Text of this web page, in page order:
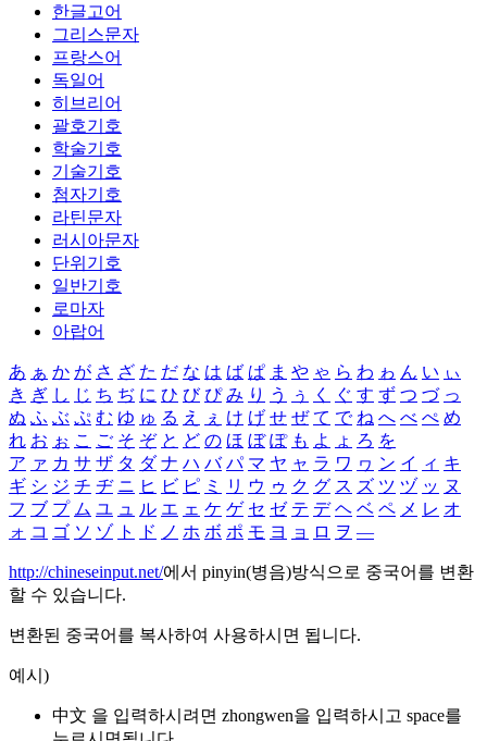
한글고어
그리스문자
프랑스어
독일어
히브리어
괄호기호
학술기호
기술기호
첨자기호
라틴문자
러시아문자
단위기호
일반기호
로마자
아랍어
あ ぁ か が さ ざ た だ な は ば ぱ ま や ゃ ら わ ゎ ん い ぃ
き ぎ し じ ち ぢ に ひ び ぴ み り う ぅ く ぐ す ず つ づ っ
ぬ ふ ぶ ぷ む ゆ ゅ る え ぇ け げ せ ぜ て で ね へ べ ぺ め
れ お ぉ こ ご そ ぞ と ど の ほ ぼ ぽ も よ ょ ろ を
ア ァ カ サ ザ タ ダ ナ ハ バ パ マ ヤ ャ ラ ワ ヮ ン イ ィ キ
ギ シ ジ チ ヂ ニ ヒ ビ ピ ミ リ ウ ゥ ク グ ス ズ ツ ヅ ッ ヌ
フ ブ プ ム ユ ュ ル エ ェ ケ ゲ セ ゼ テ デ ヘ ベ ペ メ レ オ
ォ コ ゴ ソ ゾ ト ド ノ ホ ボ ポ モ ヨ ョ ロ ヲ ―
http://chineseinput.net/에서 pinyin(병음)방식으로 중국어를 변환
할 수 있습니다.
변환된 중국어를 복사하여 사용하시면 됩니다.
예시)
中文 을 입력하시려면 zhongwen을 입력하시고 space를